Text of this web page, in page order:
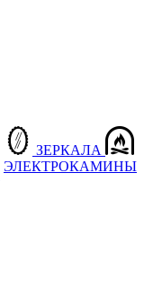
ЗЕРКАЛА
ЭЛЕКТРОКАМИНЫ